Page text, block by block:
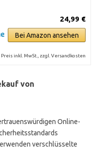
24,99 €
Bei Amazon ansehen
Preis inkl. MwSt., zzgl. Versandkosten
von
Online-
verschlüsselte